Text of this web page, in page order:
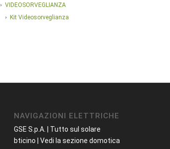
VIDEOSORVEGLIANZA
Kit Videosorveglianza
NAVIGAZIONI ELETTRICHE
GSE S.p.A. | Tutto sul solare
bticino | Vedi la sezione domotica